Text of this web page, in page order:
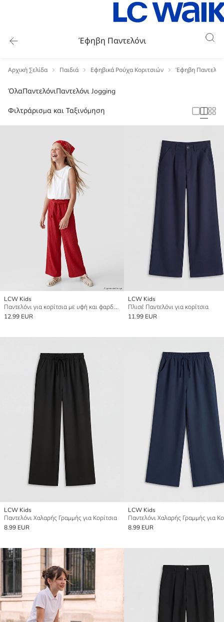
Έφηβη Παντελόνι
Αρχική Σελίδα Παιδιά Εφηβικά Ρούχα Κοριτσιών Έφηβη
ΌλαΠαντελόνιΠαντελόνι Jogging
Φιλτράρισμα και Ταξινόμηση
LCW Kids
Παντελόνι για κορίτσια με υφή και φαρδύ πόδι
12.99 EUR
LCW Kids
Πλισέ Παντελόνι για κορίτσια
11.99 EUR
LCW Kids
Παντελόνι Χαλαρής Γραμμής για Κορίτσια
8.99 EUR
LCW Kids
Παντελόνι Χαλαρής Γραμμής για
8.99 EUR